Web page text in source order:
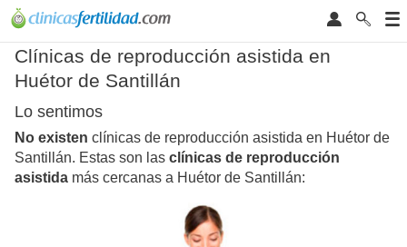
Clínicas de reproducción asistida en
Huétor de Santillán
Lo sentimos
No existen clínicas de reproducción asistida en Huétor de
Santillán. Estas son las clínicas de reproducción
asistida más cercanas a Huétor de Santillán: